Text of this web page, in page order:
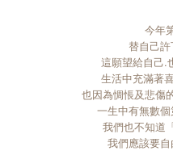
今年
替自己
這願望給自己.
生活中充滿著
也因為惆悵及悲傷
一生中有無數
我們也不知道
我們應該要